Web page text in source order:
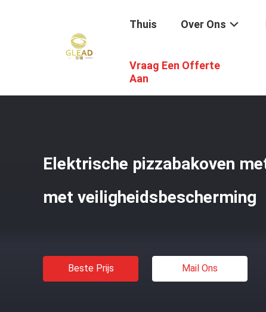
Thuis Over Ons
Vraag Een Offerte
Aan
Commerciële Bakseloven
Elektrische pizzabakoven
met veiligheidsbescherming
Beste Prijs Mail Ons